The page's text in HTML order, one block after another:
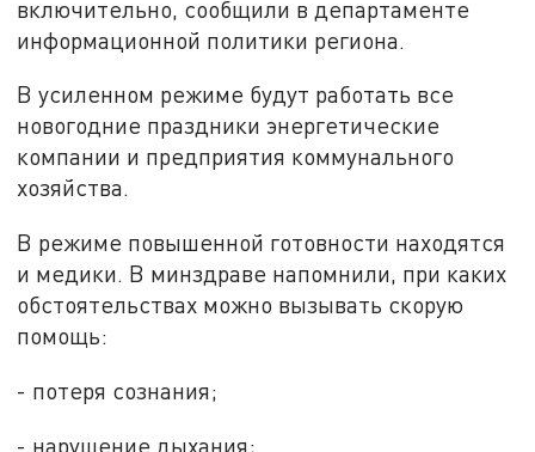
включительно, сообщили в департаменте
информационной политики региона.
В усиленном режиме будут работать все
новогодние праздники энергетические
компании и предприятия коммунального
хозяйства.
В режиме повышенной готовности находятся
и медики. В минздраве напомнили, при каких
обстоятельствах можно вызывать скорую
помощь:
- потеря сознания;
- нарушение дыхания;